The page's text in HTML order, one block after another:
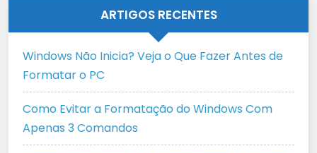
ARTIGOS RECENTES
Windows Não Inicia? Veja o Que Fazer Antes de
Formatar o PC
Como Evitar a Formatação do Windows Com
Apenas 3 Comandos